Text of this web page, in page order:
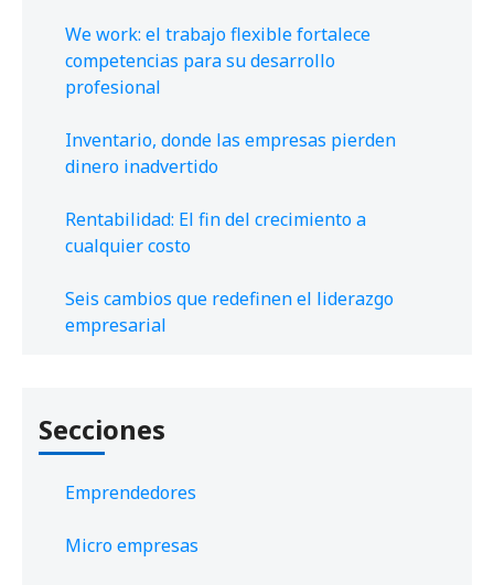
We work: el trabajo flexible fortalece
competencias para su desarrollo
profesional
Inventario, donde las empresas pierden
dinero inadvertido
Rentabilidad: El fin del crecimiento a
cualquier costo
Seis cambios que redefinen el liderazgo
empresarial
Secciones
Emprendedores
Micro empresas